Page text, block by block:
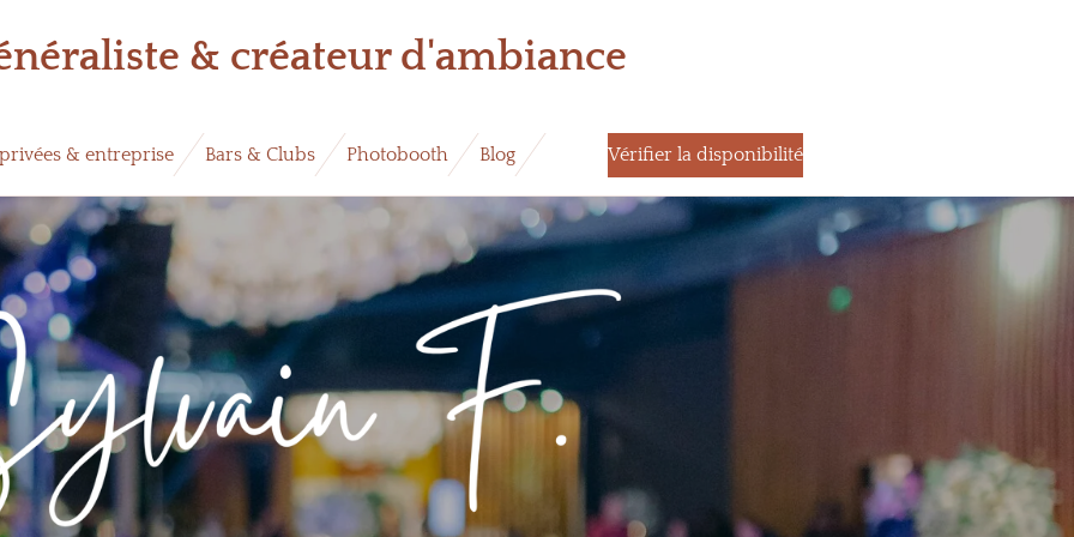
& créateur d'ambiance
& entreprise Bars & Clubs Photobooth Blog Vérifier la disponibilité